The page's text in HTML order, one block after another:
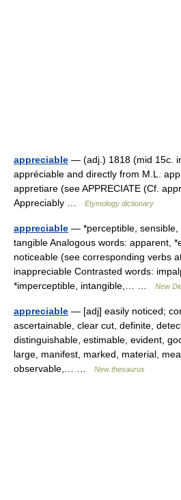
appreciable — (adj.) 1818 (mid 15c.
appréciable and directly from M.L.
appretiare (see APPRECIATE (Cf.
Appreciably …
Etymology dictionary
appreciable — *perceptible, sensible,
tangible Analogous words: apparent,
noticeable (see corresponding verbs
inappreciable Contrasted words:
*imperceptible, intangible,… …
New
appreciable — [adj] easily noticed;
ascertainable, clear cut, definite,
distinguishable, estimable, evident,
large, manifest, marked, material,
observable,… …
New thesaurus